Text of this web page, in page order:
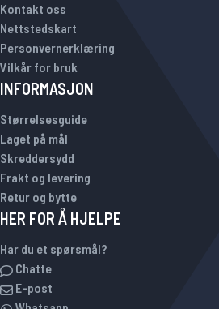
Kontakt oss
Nettstedskart
Personvernerklæring
Vilkår for bruk
INFORMASJON
Størrelsesguide
Laget på mål
Skreddersydd
Frakt og levering
Retur og bytte
HER FOR Å HJELPE
Har du et spørsmål?
Chatte
E-post